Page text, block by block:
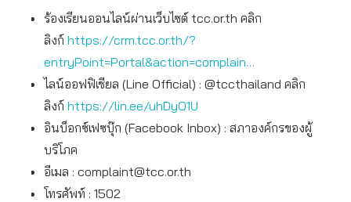
ร้องเรียนออนไลน์ผ่านเว็บไซต์ tcc.or.th คลิก
ลิงก์ https://crm.tcc.or.th/?
entryPoint=Portal&action=complain…
ไลน์ออฟฟิเชียล (Line Official) : @tccthailand คลิก
ลิงก์ https://lin.ee/uhDyO1U
อินบ็อกซ์เฟซบุ๊ก (Facebook Inbox) : สภาองค์กรของผู้
บริโภค
อีเมล : complaint@tcc.or.th
โทรศัพท์ : 1502